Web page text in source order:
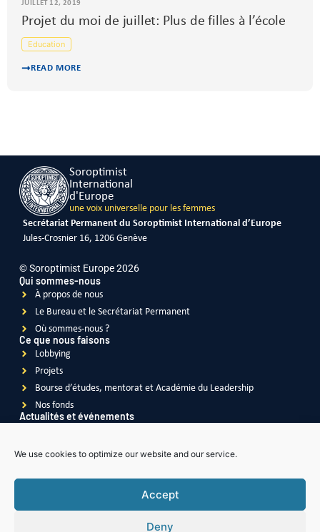
We use cookies to optimize our website and our service.
Accept
Deny
JUILLET 12, 2019
Projet du moi de juillet: Plus de filles à l’école
Education
READ MORE
Soroptimist
International
d'Europe
une voix universelle pour les femmes
Secrétariat Permanent du Soroptimist International d’Europe
Jules-Crosnier 16, 1206 Genève
© Soroptimist Europe 2026
Qui sommes-nous
À propos de nous
Le Bureau et le Secrétariat Permanent
Où sommes-nous ?
Ce que nous faisons
Lobbying
Projets
Bourse d’études, mentorat et Académie du Leadership
Nos fonds
Actualités et événements
Publications